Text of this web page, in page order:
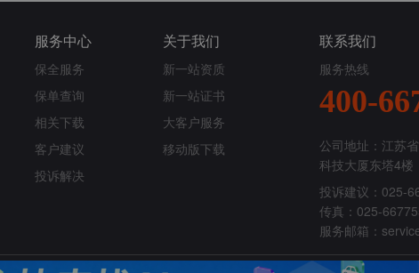
服务中心
保全服务
保单查询
相关下载
客户建议
投诉解决
关于我们
新一站资质
新一站证书
大客户服务
移动版下载
联系我们
服务热线
400-
公司地址：江苏
科技大厦东塔4楼
投诉建议：025-
传真：025-
服务邮箱：